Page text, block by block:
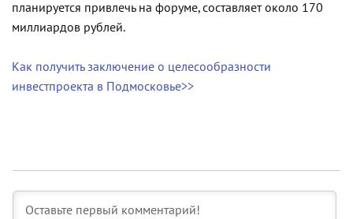
планируется привлечь на форуме, составляет около 170
миллиардов рублей.
Как получить заключение о целесообразности
инвестпроекта в Подмосковье>>